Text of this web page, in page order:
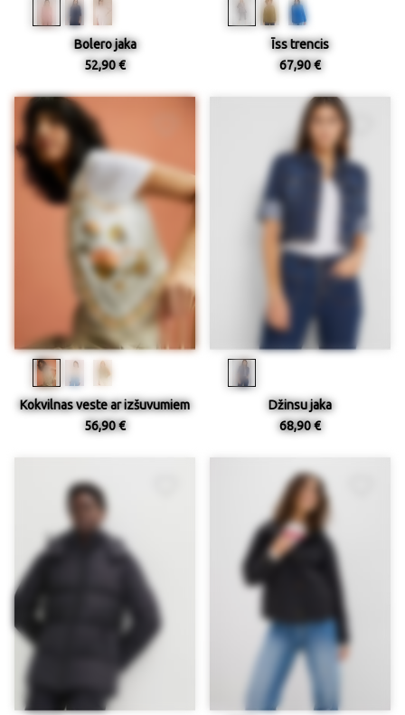
Bolero jaka
52,90 €
Īss trencis
67,90 €
Kokvilnas veste ar izšuvumiem
56,90 €
Džinsu jaka
68,90 €